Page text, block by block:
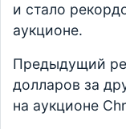
и стало
аукционе.
Предыдущий
долларов за
на аукционе